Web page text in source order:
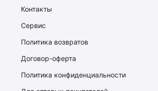
Контакты
Сервис
Политика возвратов
Договор-оферта
Политика конфиденциальности